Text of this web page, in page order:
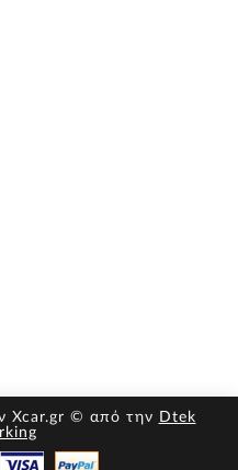
Xcar.gr © από την Dtek